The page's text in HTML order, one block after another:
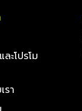
ะโปรโม
รา